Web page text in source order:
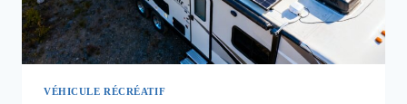
VÉHICULE RÉCRÉATIF